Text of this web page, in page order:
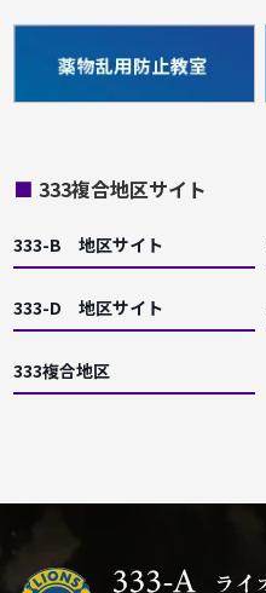
■ 333複合地区サイト
333-B 地区サイト
333-D 地区サイト
333複合地区